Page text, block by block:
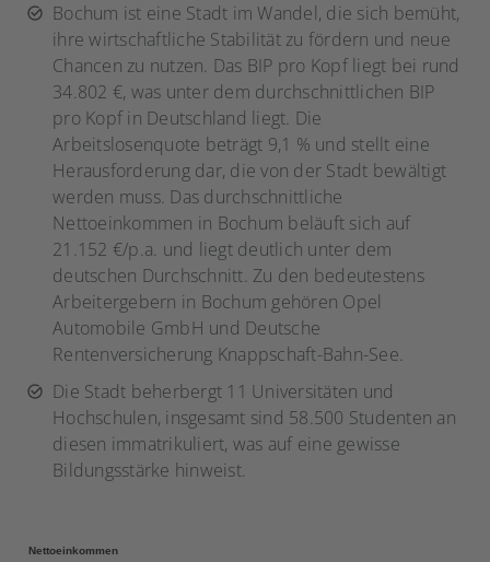
Bochum ist eine Stadt im Wandel, die sich bemüht,
ihre wirtschaftliche Stabilität zu fördern und neue
Chancen zu nutzen. Das BIP pro Kopf liegt bei rund
34.802 €, was unter dem durchschnittlichen BIP
pro Kopf in Deutschland liegt. Die
Arbeitslosenquote beträgt 9,1 % und stellt eine
Herausforderung dar, die von der Stadt bewältigt
werden muss. Das durchschnittliche
Nettoeinkommen in Bochum beläuft sich auf
21.152 €/p.a. und liegt deutlich unter dem
deutschen Durchschnitt. Zu den bedeutestens
Arbeitergebern in Bochum gehören Opel
Automobile GmbH und Deutsche
Rentenversicherung Knappschaft-Bahn-See.
Die Stadt beherbergt 11 Universitäten und
Hochschulen, insgesamt sind 58.500 Studenten an
diesen immatrikuliert, was auf eine gewisse
Bildungsstärke hinweist.